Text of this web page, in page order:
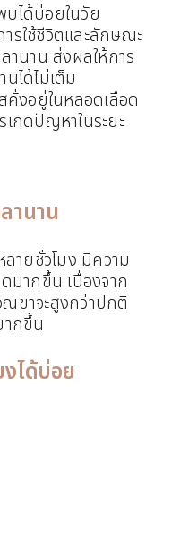
ได้บ่อยในวัย
รใช้ชีวิตและลักษณะ
านาน ส่งผลให้การ
ได้ไม่เต็ม
คั่งอยู่ในหลอดเลือด
เกิดปัญหาในระยะ
านาน
ายชั่วโมง มีความ
มากขึ้น เนื่องจาก
ณขาจะสูงกว่าปกติ
ากขึ้น
ได้บ่อย